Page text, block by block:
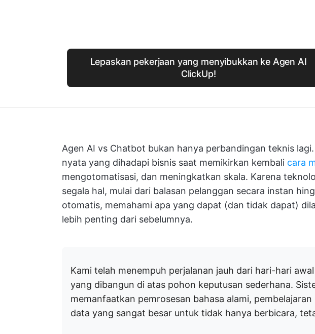
Lepaskan pekerjaan yang menyibukkan ke Agen AI
ClickUp!
Agen AI vs Chatbot bukan hanya perbandingan teknis
nyata yang dihadapi bisnis saat memikirkan kembali cara
mengotomatisasi, dan meningkatkan skala. Karena
segala hal, mulai dari balasan pelanggan secara instan
otomatis, memahami apa yang dapat (dan tidak dapat)
lebih penting dari sebelumnya.
Kami telah menempuh perjalanan jauh dari hari-hari awal
yang dibangun di atas pohon keputusan sederhana.
memanfaatkan pemrosesan bahasa alami,
data yang sangat besar untuk tidak hanya berbicara,